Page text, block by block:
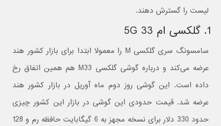
لیست را گسترش دهند.
1. گلکسی ام 33 5G
سامسونگ سری گلکسی M را معمولا ابتدا برای بازار کشور هند
عرضه می‌کند و درباره گوشی گلکسی M33 هم همین اتفاق رخ
داده است. این گوشی روز دوم ماه آوریل در بازار کشور هند
عرضه شد. قیمت حدودی این گوشی در بازار این کشور چیزی
حدود 330 دلار برای نسخه مجهز به 6 گیگابایت حافظه رم و 128